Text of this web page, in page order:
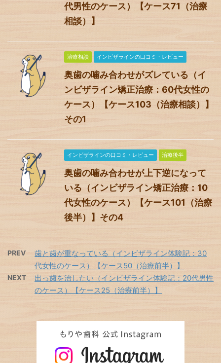
代男性のケース）【ケース71（治療
相談）】
治療相談 インビザラインの口コミ・レビュー
奥歯の噛み合わせがズレている（イ
ンビザライン矯正治療：60代女性の
ケース）【ケース103（治療相談）】
その1
インビザラインの口コミ・レビュー 治療後半
奥歯の噛み合わせが上下逆になって
いる（インビザライン矯正治療：10
代女性のケース）【ケース101（治療
後半）】その4
PREV
歯と歯が重なっている（インビザライン体験記：30
代女性のケース）【ケース50（治療前半）】
NEXT
出っ歯を治したい（インビザライン体験記：20代男性
のケース）【ケース25（治療前半）】